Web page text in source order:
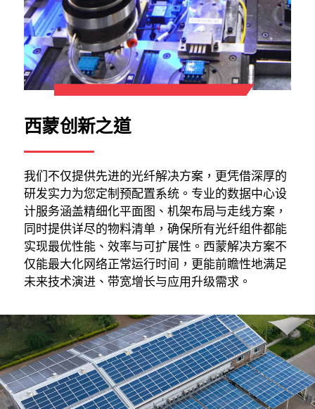
西蒙创新之道
我们不仅提供先进的光纤解决方案，更凭借深厚的
研发实力为您定制预配置系统。专业的数据中心设
计服务涵盖精细化平面图、机架布局与走线方案，
同时提供详尽的物料清单，确保所有光纤组件都能
实现最优性能、效率与可扩展性。西蒙解决方案不
仅能最大化网络正常运行时间，更能前瞻性地满足
未来技术演进、带宽增长与应用升级需求。